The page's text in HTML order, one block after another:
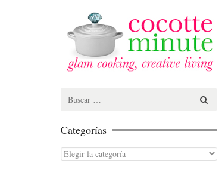
Search
Categorías
Categorías